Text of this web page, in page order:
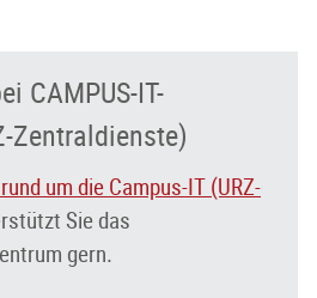
CAMPUS-IT-
Zentraldienste)
um die Campus-IT (URZ-
Sie das
gern.